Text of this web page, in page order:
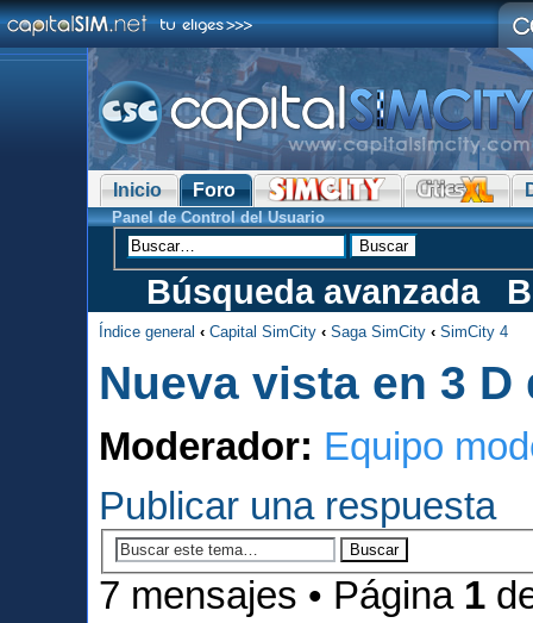
Inicio Foro
Panel de Control del Usuario
Búsqueda avanzada
Índice general ‹ Capital SimCity ‹ Saga SimCity ‹ SimCity 4
Nueva vista en 3 D
Moderador: Equipo
Publicar una respuesta
7 mensajes • Página 1